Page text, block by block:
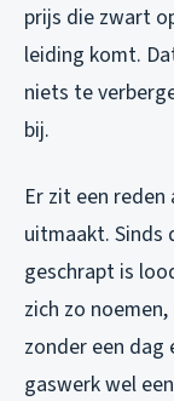
prijs die zwart
leiding komt.
niets te
bij.
Er zit een
uitmaakt. Sinds
geschrapt is
zich zo
zonder een dag
gaswerk wel